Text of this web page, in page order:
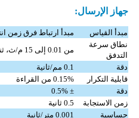
جهاز الإرسال:
مبدأ القياس
مبدأ ارتباط فرق زمن
نطاق سرعة
التدفق
من 0.01 إلى 15 م/ث، ثنائي الاتجاه
دقة
0.1 مم/ثانية
قابلية التكرار
0.15% من القراءة
دقة
± 0.5%
زمن الاستجابة
0.5 ثانية
حساسية
0.001 متر/ثانية